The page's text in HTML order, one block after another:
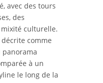
avec des tours
des
culturelle.
décrite comme
panorama
à un
le long de la